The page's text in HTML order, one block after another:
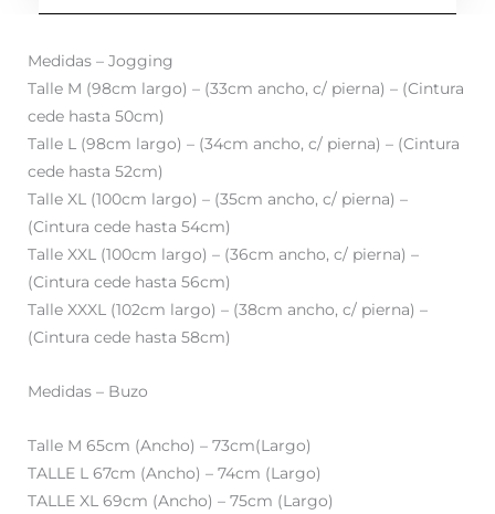
Medidas – Jogging
Talle M (98cm largo) – (33cm ancho, c/ pierna) – (Cintura
cede hasta 50cm)
Talle L (98cm largo) – (34cm ancho, c/ pierna) – (Cintura
cede hasta 52cm)
Talle XL (100cm largo) – (35cm ancho, c/ pierna) –
(Cintura cede hasta 54cm)
Talle XXL (100cm largo) – (36cm ancho, c/ pierna) –
(Cintura cede hasta 56cm)
Talle XXXL (102cm largo) – (38cm ancho, c/ pierna) –
(Cintura cede hasta 58cm)
Medidas – Buzo
Talle M 65cm (Ancho) – 73cm(Largo)
TALLE L 67cm (Ancho) – 74cm (Largo)
TALLE XL 69cm (Ancho) – 75cm (Largo)